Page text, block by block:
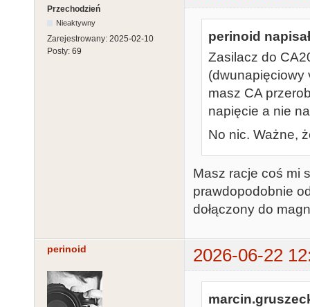
Przechodzień
Nieaktywny
Zarejestrowany: 2025-02-10
Posty: 69
perinoid
Zasilacz do
(dwunapięciowy
masz CA
napięcie a nie
No nic. Ważne,
Masz racje coś mi
prawdopodobnie
dołączony do
perinoid 2026-06-22